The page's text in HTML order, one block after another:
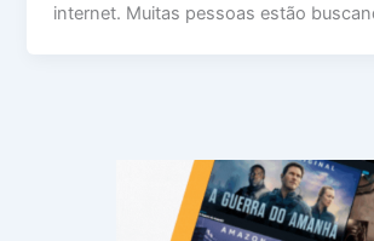
internet. Muitas pessoas estão